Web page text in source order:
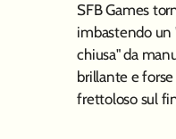
SFB Games
imbastendo un
chiusa" da
brillante e
frettoloso sul